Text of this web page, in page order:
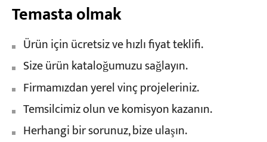
Temasta olmak
Ürün için ücretsiz ve hızlı fiyat teklifi.
Size ürün kataloğumuzu sağlayın.
Firmamızdan yerel vinç projeleriniz.
Temsilcimiz olun ve komisyon kazanın.
Herhangi bir sorunuz, bize ulaşın.